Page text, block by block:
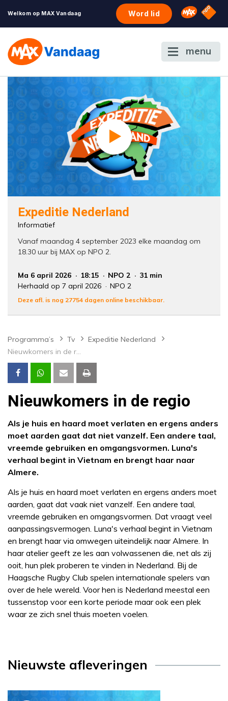
Welkom op MAX Vandaag Word lid Omroep
NPO
menu
Expeditie Nederland
Informatief
Vanaf maandag 4 september 2023 elke maandag om
18.30 uur bij MAX op NPO 2.
Ma 6 april 2026 18:15 NPO 2
31 min
Herhaald op 7 april 2026
NPO 2
Deze afl. is nog 27754 dagen online beschikbaar.
Programma’s Tv
Expeditie Nederland
Nieuwkomers in de regio
Nieuwkomers in de regio
Als je huis en haard moet verlaten en ergens anders
moet aarden gaat dat niet vanzelf. Een andere taal,
vreemde gebruiken en omgangsvormen. Luna's
verhaal begint in Vietnam en brengt haar naar
Almere.
Als je huis en haard moet verlaten en ergens anders moet
aarden, gaat dat vaak niet vanzelf. Een andere taal,
vreemde gebruiken en omgangsvormen. Dat vraagt veel
aanpassingsvermogen. Luna's verhaal begint in Vietnam
en brengt haar via omwegen uiteindelijk naar Almere. In
haar atelier geeft ze les aan volwassenen die, net als zij
ooit, hun plek proberen te vinden in Nederland. Bij de
Haagsche Rugby Club spelen internationale spelers van
over de hele wereld. Voor hen is Nederland meestal een
tussenstop voor een korte periode maar ook een plek
waar ze zich snel thuis moeten voelen.
Nieuwste afleveringen